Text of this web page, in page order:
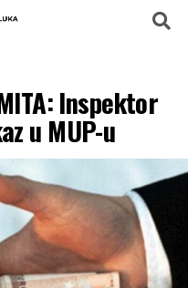
Inspektor
u MUP-u